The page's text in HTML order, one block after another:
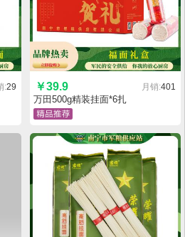
:29
万田500g精装挂面*6扎
￥39.9 月销:401